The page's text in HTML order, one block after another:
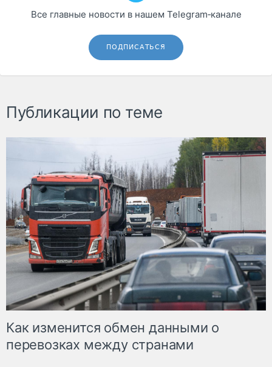
Все главные новости в нашем Telegram‑канале
ПОДПИСАТЬСЯ
Публикации по теме
Как изменится обмен данными о
перевозках между странами